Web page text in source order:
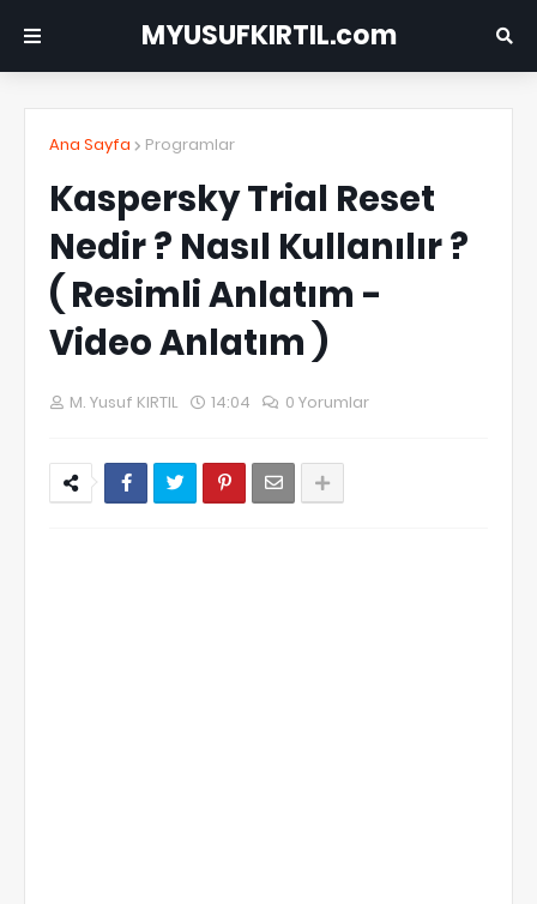
MYUSUFKIRTIL.com
Ana Sayfa Programlar
Kaspersky Trial Reset
Nedir ? Nasıl Kullanılır ?
( Resimli Anlatım -
Video Anlatım )
M. Yusuf KIRTIL 14:04 0 Yorumlar